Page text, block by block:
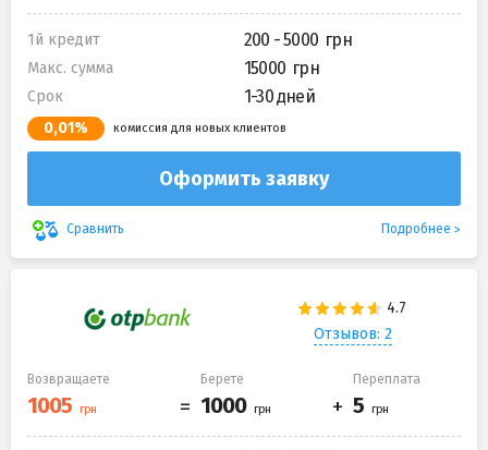
1й кредит 200 - 5000
Макс. сумма 15000
Срок 1-30 дней
0,01% комиссия для новых клиентов
Оформить заявку
Сравнить Подробнее
Отзывов: 2
Возвращаете Берете Переплата